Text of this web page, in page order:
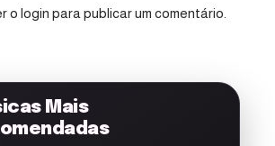
o login para publicar um comentário.
Mais